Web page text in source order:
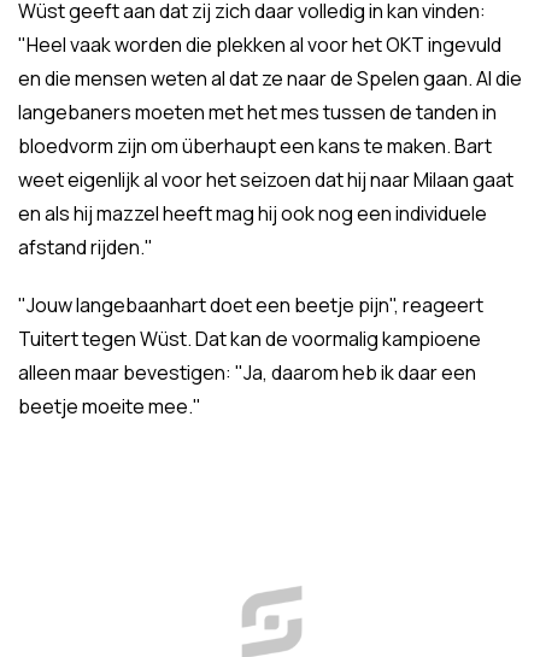
Wüst geeft aan dat zij zich daar volledig in kan vinden:
"Heel vaak worden die plekken al voor het OKT ingevuld
en die mensen weten al dat ze naar de Spelen gaan. Al die
langebaners moeten met het mes tussen de tanden in
bloedvorm zijn om überhaupt een kans te maken. Bart
weet eigenlijk al voor het seizoen dat hij naar Milaan gaat
en als hij mazzel heeft mag hij ook nog een individuele
afstand rijden."
"Jouw langebaanhart doet een beetje pijn", reageert
Tuitert tegen Wüst. Dat kan de voormalig kampioene
alleen maar bevestigen: "Ja, daarom heb ik daar een
beetje moeite mee."